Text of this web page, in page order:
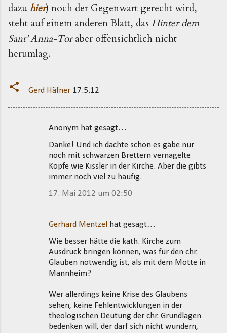
dazuhier) noch der Gegenwart gerecht wird,
steht auf einem anderen Blatt, das Hinter dem
Sant’ Anna-Toraber offensichtlich nicht
herumlag.
Gerd Häfner 17.5.12
Anonym hat gesagt…
Danke! Und ich dachte schon es gäbe nur
noch mit schwarzen Brettern vernagelte
Köpfe wie Kissler in der Kirche. Aber die gibts
immer noch viel zu häufig.
17. Mai 2012 um 02:50
Gerhard Mentzel
hat gesagt…
Wie besser hätte die kath. Kirche zum
Ausdruck bringen können, was für den chr.
Glauben notwendig ist, als mit dem Motte in
Mannheim?
Wer allerdings keine Krise des Glaubens
sehen, keine Fehlentwicklungen in der
theologischen Deutung der chr. Grundlagen
bedenken will, der darf sich nicht wundern,